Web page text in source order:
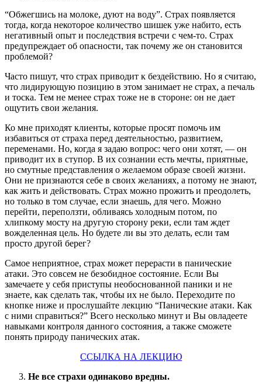
“Обжегшись на молоке, дуют на воду”. Страх появляется
тогда, когда некоторое количество шишек уже набито, есть
негативный опыт и последствия встречи с чем-то. Страх
предупреждает об опасности, так почему же он становится
проблемой?
Часто пишут, что страх приводит к бездействию. Но я считаю,
что лидирующую позицию в этом занимает не страх, а печаль
и тоска. Тем не менее страх тоже не в стороне: он не дает
ощутить свои желания.
Ко мне приходят клиенты, которые просят помочь им
избавиться от страха перед деятельностью, развитием,
переменами. Но, когда я задаю вопрос: чего они хотят, — он
приводит их в ступор. В их сознании есть мечты, приятные,
но смутные представления о желаемом образе своей жизни.
Они не признаются себе в своих желаниях, а потому не знают,
как жить и действовать. Страх можно прожить и преодолеть,
но только в том случае, если знаешь, для чего. Можно
перейти, переползти, обливаясь холодным потом, по
хлипкому мосту на другую сторону реки, если там ждет
вожделенная цель. Но будете ли вы это делать, если там
просто другой берег?
Самое неприятное, страх может перерасти в панические
атаки. Это совсем не безобидное состояние. Если Вы
замечаете у себя приступы необоснованной паники и не
знаете, как сделать так, чтобы их не было. Переходите по
кнопке ниже и прослушайте лекцию “Панические атаки. Как
с ними справиться?” Всего несколько минут и Вы овладеете
навыками контроля данного состояния, а также сможете
понять природу панических атак.
ССЫЛКА НА ЛЕКЦИЮ
Не все страхи одинаково вредны.